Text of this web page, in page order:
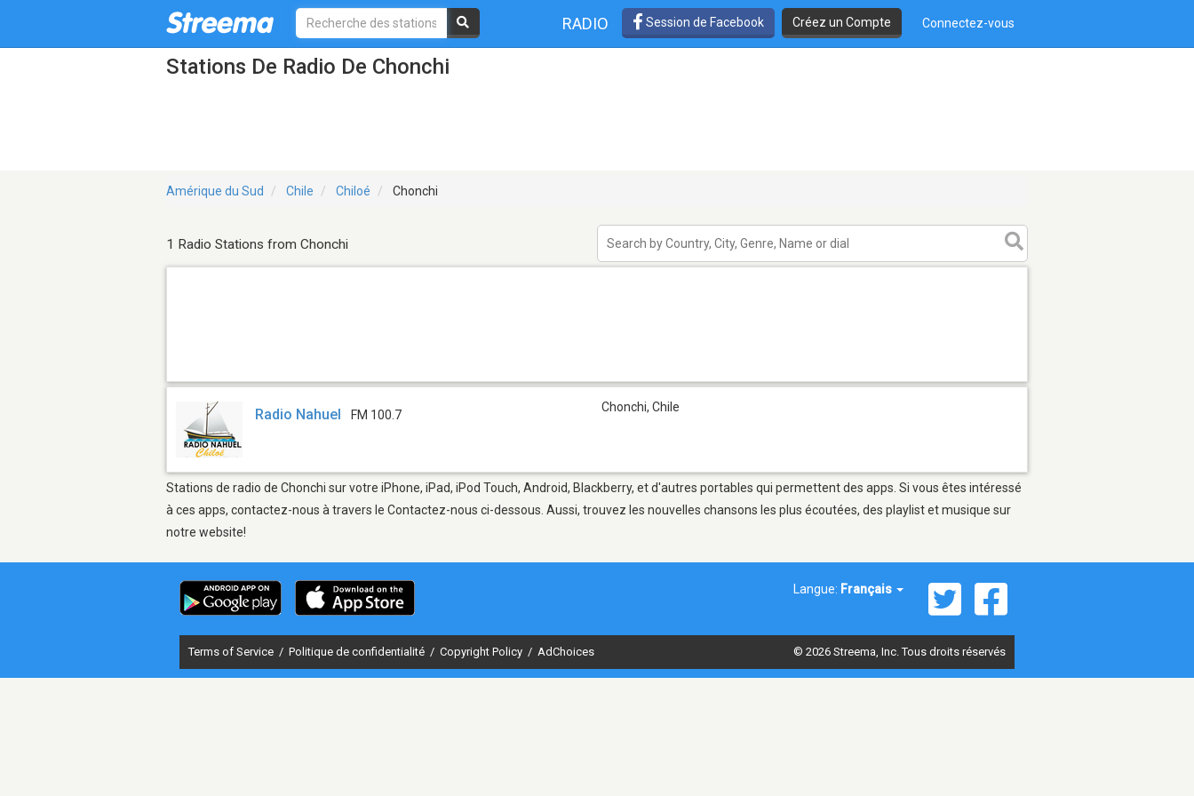
RADIO Session de Facebook Créez un Compte Connectez-vous
Stations De Radio De Chonchi
Amérique du Sud Chile Chiloé Chonchi
1 Radio Stations from Chonchi
Radio Nahuel FM 100.7
Chonchi, Chile
Stations de radio de Chonchi sur votre iPhone, iPad, iPod Touch, Android, Blackberry, et d'autres portables qui permettent des apps. Si vous êtes intéressé
à ces apps, contactez-nous à travers le Contactez-nous ci-dessous. Aussi, trouvez les nouvelles chansons les plus écoutées, des playlist et musique sur
notre website!
Langue: Français
Terms of Service / Politique de confidentialité / Copyright Policy / AdChoices © 2026 Streema, Inc. Tous droits réservés